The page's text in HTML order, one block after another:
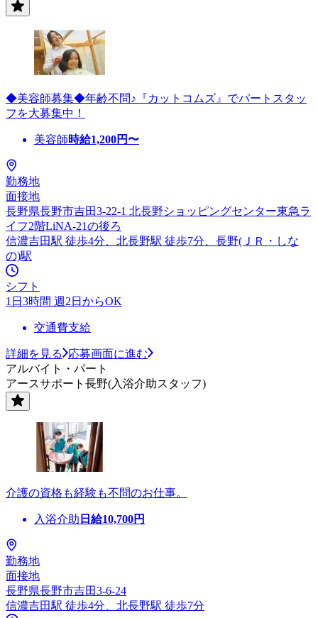
◆美容師募集◆年齢不問♪『カットコムズ』でパートスタッ
フを大募集中！
美容師時給1,200円〜
勤務地
面接地
長野県長野市吉田3-22-1 北長野ショッピングセンター東急ラ
イフ2階LiNA-21の後ろ
信濃吉田駅 徒歩4分、北長野駅 徒歩7分、長野(ＪＲ・しな
の)駅
シフト
1日3時間 週2日からOK
交通費支給
詳細を見る
応募画面に進む
アルバイト・パート
アースサポート長野(入浴介助スタッフ)
介護の資格も経験も不問のお仕事。
入浴介助 日給10,700円
勤務地
面接地
長野県長野市吉田3-6-24
信濃吉田駅 徒歩4分、北長野駅 徒歩7分